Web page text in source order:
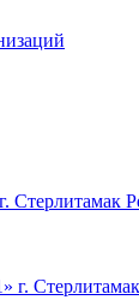
Стерлитамак